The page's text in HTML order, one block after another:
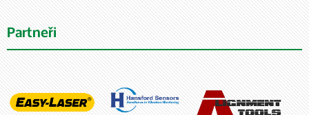
Partneři